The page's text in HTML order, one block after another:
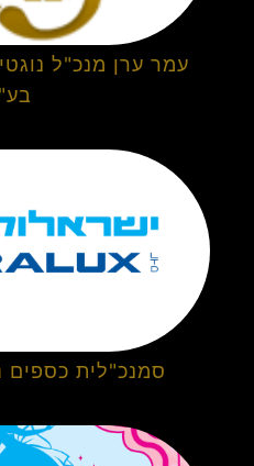
עמר ערן מנכ"ל
סמנכ"לית